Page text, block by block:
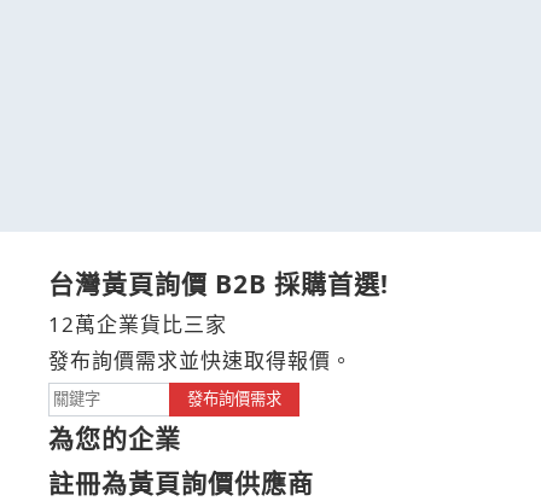
台灣黃頁詢價 B2B 採購首選!
12萬企業貨比三家
發布詢價需求並快速取得報價。
發布詢價需求
為您的企業
註冊為黃頁詢價供應商